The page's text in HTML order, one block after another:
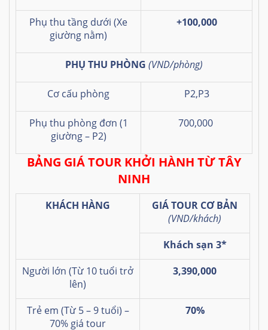
Phụ thu tầng dưới (Xe
giường nằm)
+100,000
PHỤ THU PHÒNG (VND/phòng)
Cơ cấu phòng P2,P3
Phụ thu phòng đơn (1
giường – P2)
700,000
BẢNG GIÁ TOUR KHỞI HÀNH TỪ TÂY
NINH
KHÁCH HÀNG
GIÁ TOUR CƠ BẢN
(VND/khách)
Khách sạn 3*
Người lớn (Từ 10 tuổi trở
lên)
3,390,000
Trẻ em (Từ 5 – 9 tuổi) –
70% giá tour
70%